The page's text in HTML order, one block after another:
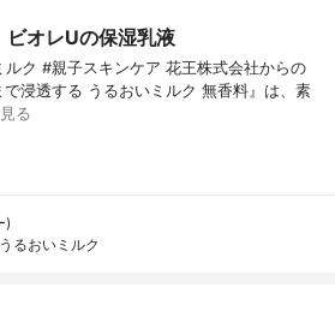
ビオレUの保湿乳液
ク #親子スキンケア 花王株式会社からの
浸透する うるおいミルク 無香料』は、素
る
)
るおいミルク